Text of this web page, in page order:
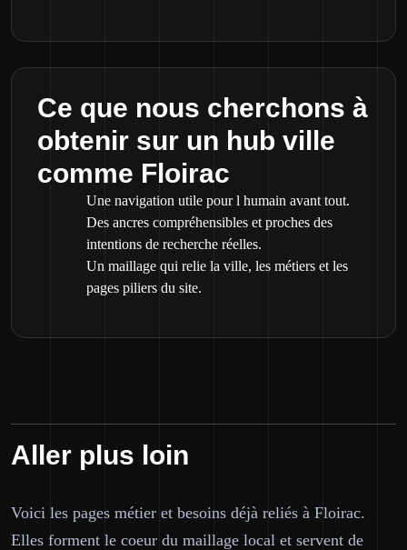
Ce que nous cherchons à
obtenir sur un hub ville
comme Floirac
Une navigation utile pour l humain avant tout.
Des ancres compréhensibles et proches des
intentions de recherche réelles.
Un maillage qui relie la ville, les métiers et les
pages piliers du site.
Aller plus loin
Voici les pages métier et besoins déjà reliés à Floirac.
Elles forment le coeur du maillage local et servent de